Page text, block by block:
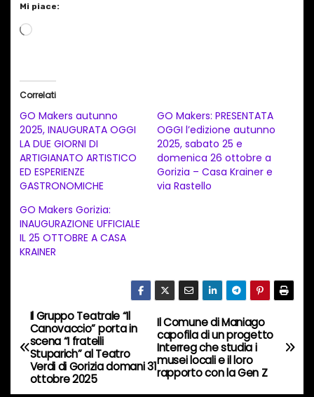
Mi piace:
C
a
m
e
n
t
o
i
r
s
o
…
Correlati
GO Makers autunno
2025, INAUGURATA OGGI
LA DUE GIORNI DI
ARTIGIANATO ARTISTICO
ED ESPERIENZE
GASTRONOMICHE
GO Makers: PRESENTATA
OGGI l’edizione autunno
2025, sabato 25 e
domenica 26 ottobre a
Gorizia – Casa Krainer e
via Rastello
GO Makers Gorizia:
INAUGURAZIONE UFFICIALE
IL 25 OTTOBRE A CASA
KRAINER
N
a
v
Il Comune di Maniago
capofila di un progetto
Interreg che studia i
musei locali e il loro
rapporto con la Gen Z
Il Gruppo Teatrale “Il
Canovaccio” porta in
scena “I fratelli
Stuparich” al Teatro
Verdi di Gorizia domani 31
ottobre 2025